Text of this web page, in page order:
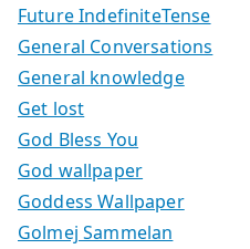
Future IndefiniteTense
General Conversations
General knowledge
Get lost
God Bless You
God wallpaper
Goddess Wallpaper
Golmej Sammelan